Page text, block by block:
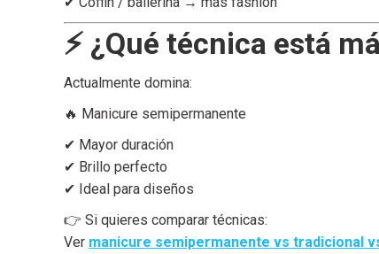
⚡ ¿Qué técnica está
Actualmente domina:
🔥 Manicure semipermanente
✔ Mayor duración
✔ Brillo perfecto
✔ Ideal para diseños
👉 Si quieres comparar técnicas:
Ver manicure semipermanente vs tradicional